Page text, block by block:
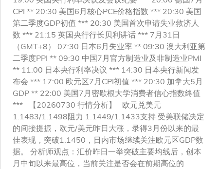
CPI ** 20:30 美国6月核心PCE价格指数 *** 20:30 美国
第二季度GDP初值 *** 20:30 美国首次申请失业救济人
数 *** 21:15 英国央行行长贝利讲话 *** 7月31日
（GMT+8） 07:30 日本6月失业率 ** 09:30 澳大利亚第
二季度PPI ** 09:30 中国7月官方制造业及非制造业PMI
** 11:00 日本央行利率决议 *** 14:30 日本央行新闻发
布会 *** 17:00 欧元区7月CPI初值 *** 20:30 加拿大5月
GDP ** 22:00 美国7月密歇根大学消费者信心指数终值
*** 【20260730 行情分析】 欧元兑美元
1.1483/1.1498阻力 1.1449/1.1433支持 受美联储决定
的间接提振，欧元/美元昨日大涨，录得3月份以来的最
佳表现，突破1.1450，日内市场继续关注欧元区GDP数
据。 分析师观点：汇价昨日一举突破主要均线后，创本
月中旬以来最高位，当前关注是否会在前期高位的